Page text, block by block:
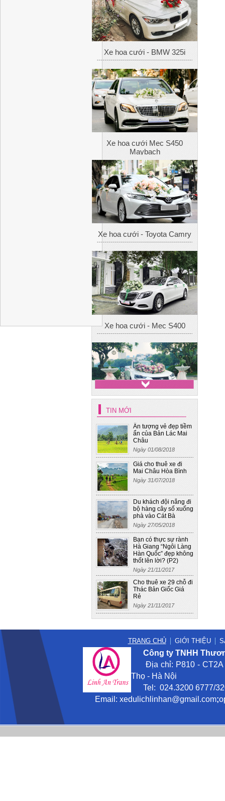
Xe hoa cưới - BMW 325i
Xe hoa cưới Mec S450
Maybach
Xe hoa cưới - Toyota Camry
Xe hoa cưới - Mec S400
Xe cưới 4
Xe hoa cưới Mec S450
Maybach
Xe hoa cưới - Toyota Camry
Xe hoa cưới - Mec S400
Xe cưới 4
TIN MỚI
Ấn tượng vẻ đẹp tiềm
ẩn của Bản Lác Mai
Châu
Ngày 01/08/2018
Giá cho thuê xe đi
Mai Châu Hòa Bình
Ngày 31/07/2018
Du khách đội nắng đi
bộ hàng cây số xuống
phà vào Cát Bà
Ngày 27/05/2018
Bạn có thực sự rành
Hà Giang “Ngôi Làng
Hàn Quốc” đẹp không
thốt lên lời? (P2)
Ngày 21/11/2017
Cho thuê xe 29 chỗ đi
Thác Bản Giốc Giá
Rẻ
Ngày 21/11/2017
TRANG CHỦ GIỚI THIỆU
Công ty TNHH
Địa chỉ: P810 - CT2A
Thọ - Hà Nội
Tel: 024.3200 6777/
Email: xedulichlinhan@gmail .com;